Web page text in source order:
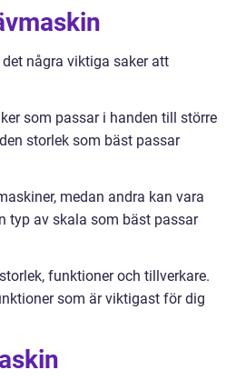
några viktiga saker att
som passar i handen till större
storlek som bäst passar
medan andra kan vara
typ av skala som bäst passar
funktioner och tillverkare.
som är viktigast för dig